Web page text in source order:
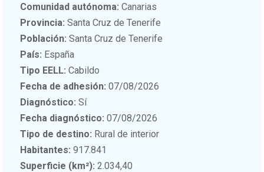
Comunidad autónoma: Canarias
Provincia: Santa Cruz de Tenerife
Población: Santa Cruz de Tenerife
País: España
Tipo EELL: Cabildo
Fecha de adhesión: 07/08/2026
Diagnóstico: Sí
Fecha diagnóstico: 07/08/2026
Tipo de destino: Rural de interior
Habitantes: 917.841
Superficie (km²): 2.034,40